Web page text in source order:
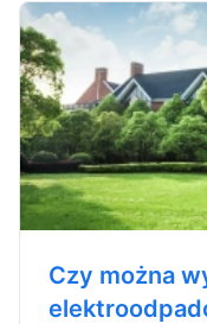
Czy można